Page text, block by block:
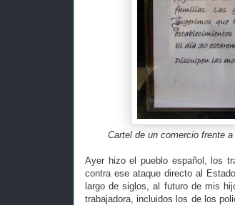
Cartel de un comercio frente
Ayer hizo el pueblo español, los
contra ese ataque directo al
largo de siglos, al futuro de mis
trabajadora, incluidos los de los